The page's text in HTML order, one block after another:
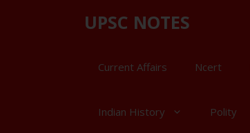
UPSC NOTES
Current Affairs Ncert
Indian History Polity